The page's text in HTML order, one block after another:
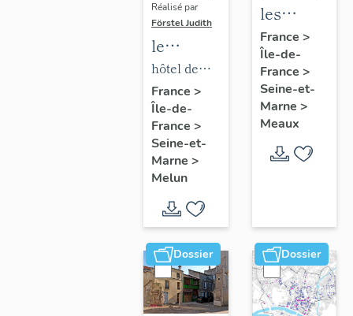
Réalisé par
Förstel Judith
le
mobilier
de l'hôtel
de ville
hôtel de
ville
France >
Île-de-
France >
Seine-et-
Marne >
Melun
les
maisons
et
immeubles
de
Meaux
France >
Île-de-
France >
Seine-et-
Marne >
Meaux
Dossier Dossier